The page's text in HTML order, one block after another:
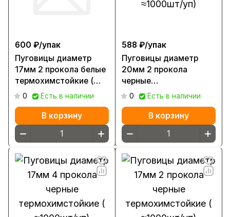
600 ₽/упак
Пуговицы диаметр
17мм 2 прокола белые
термохимстойкие (
≈1000шт/уп)
0 Есть в наличии
В корзину
588 ₽/упак
Пуговицы диаметр
20мм 2 прокола
черные
термохимстойкие.(
0 Есть в наличии
В корзину